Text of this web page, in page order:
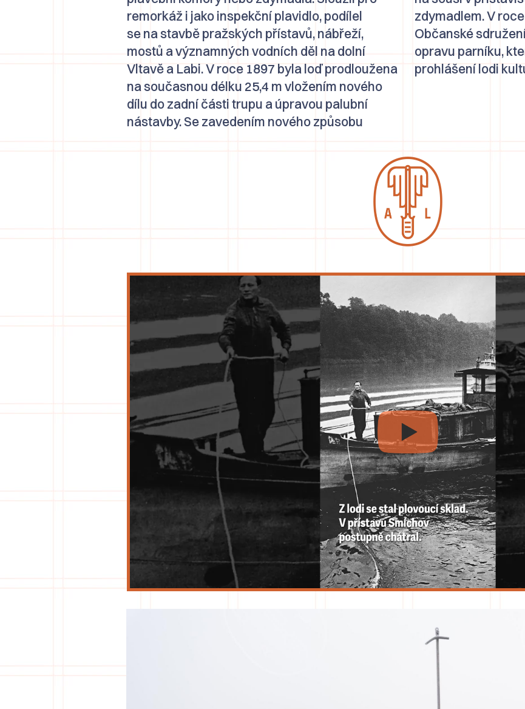
remorkáž i jako inspekční plavidlo, podílel
se na stavbě pražských přístavů, nábřeží,
mostů a významných vodních děl na dolní
Vltavě a Labi. V roce 1897 byla loď prodloužena
na současnou délku 25,4 m vložením nového
dílu do zadní části trupu a úpravou palubní
nástavby. Se zavedením nového způsobu
zdymadlem. V
Občanské
opravu parníku,
prohlášení lodi